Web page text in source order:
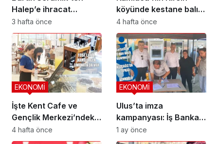
Halep’e ihracat
köprüsü
3 hafta önce
köyünde kestane balı
hasadı başladı
4 hafta önce
İşte Kent Cafe ve
Gençlik Merkezi’ndeki
çay-kahve fiyatları
EKONOMİ
4 hafta önce
Ulus’ta imza
kampanyası: İş Bankası
kapanmasın
EKONOMİ
1 ay önce